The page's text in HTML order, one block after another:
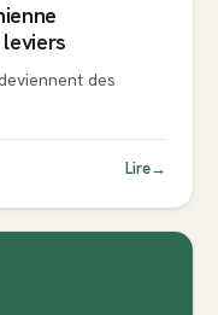
des
Lire→